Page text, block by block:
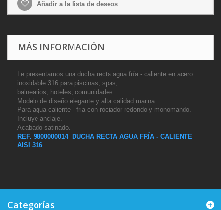
Añadir a la lista de deseos
MÁS INFORMACIÓN
Le presentamos una d ucha recta agua fría - caliente en acero
inoxidable 316 para piscinas, spas,
balnearios, hoteles, comunidades...
Modelo de diseño elegante y alta calidad marina.
Para agua caliente - fria con rociador redondo y monomando.
Incluye anclaje.
Acabado satinado.
REF. 9800000014 DUCHA RECTA AGUA FRÍA - CALIENTE
AISI 316
Categorías